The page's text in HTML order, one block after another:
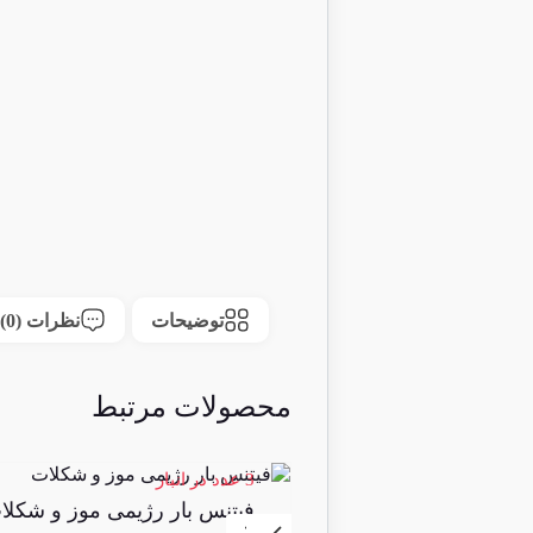
توضیحات نظرات (0)
محصولات مرتبط
3 عدد در انبار
فیتنس بار رژیمی موز و